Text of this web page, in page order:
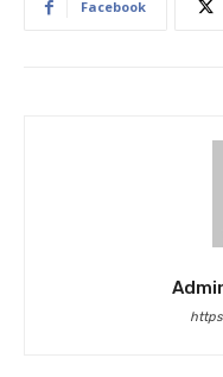
Facebook